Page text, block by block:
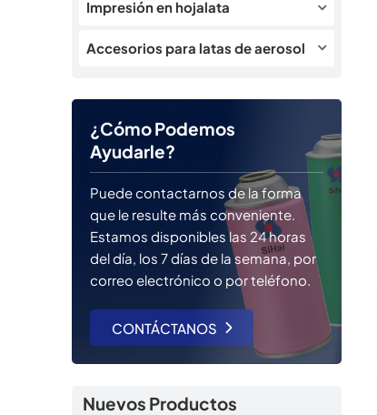
Impresión en hojalata
Accesorios para latas de aerosol
¿Cómo Podemos
Ayudarle?
Puede contactarnos de la forma
que le resulte más conveniente.
Estamos disponibles las 24 horas
del día, los 7 días de la semana, por
correo electrónico o por teléfono.
CONTÁCTANOS
Nuevos Productos